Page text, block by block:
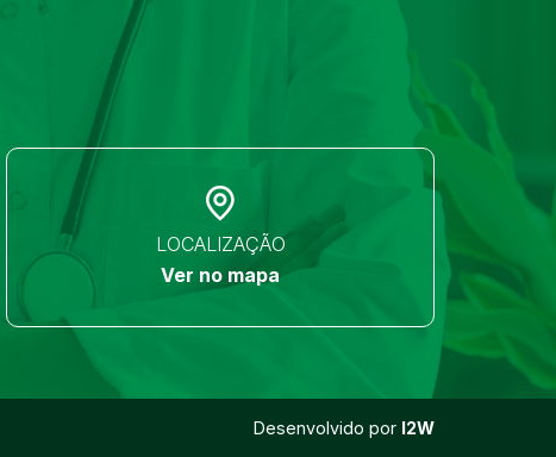
LOCALIZAÇÃO
Ver no mapa
Desenvolvido por I2W